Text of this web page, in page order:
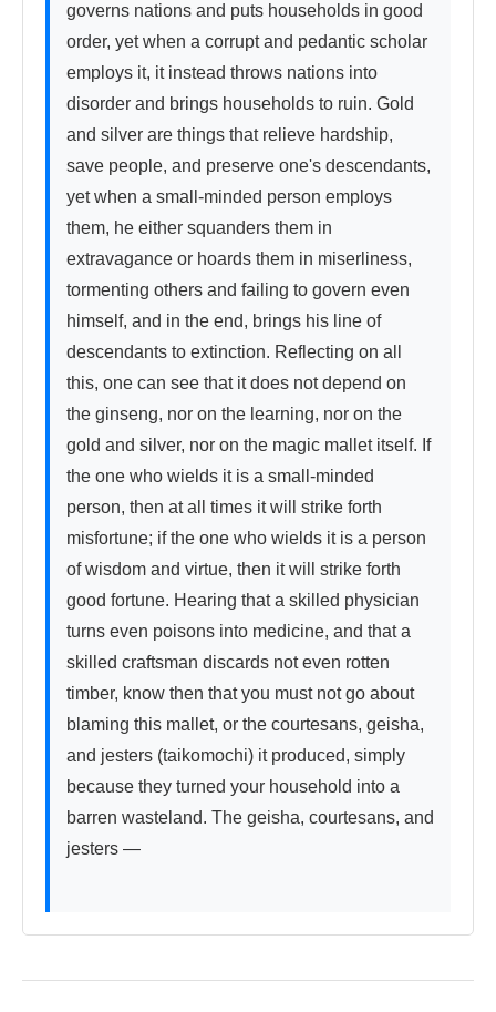
governs nations and puts households in good
order, yet when a corrupt and pedantic scholar
employs it, it instead throws nations into
disorder and brings households to ruin. Gold
and silver are things that relieve hardship,
save people, and preserve one's descendants,
yet when a small-minded person employs
them, he either squanders them in
extravagance or hoards them in miserliness,
tormenting others and failing to govern even
himself, and in the end, brings his line of
descendants to extinction. Reflecting on all
this, one can see that it does not depend on
the ginseng, nor on the learning, nor on the
gold and silver, nor on the magic mallet itself. If
the one who wields it is a small-minded
person, then at all times it will strike forth
misfortune; if the one who wields it is a person
of wisdom and virtue, then it will strike forth
good fortune. Hearing that a skilled physician
turns even poisons into medicine, and that a
skilled craftsman discards not even rotten
timber, know then that you must not go about
blaming this mallet, or the courtesans, geisha,
and jesters (taikomochi) it produced, simply
because they turned your household into a
barren wasteland. The geisha, courtesans, and
jesters —